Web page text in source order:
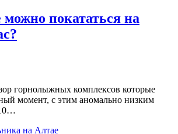
покататься на
горнолыжных комплексов которые
момент, с этим аномально низким